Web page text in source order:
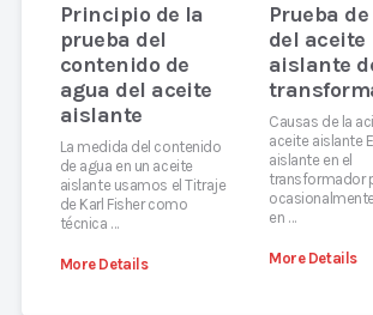
Principio de la
prueba del
contenido de
agua del aceite
aislante
La medida del contenido
de agua en un aceite
aislante usamos el Titraje
de Karl Fisher como
técnica …
More Details
Prueba
del aceite
aislante
Causas de la
aceite aislante
aislante en el
transformador
en …
More Details